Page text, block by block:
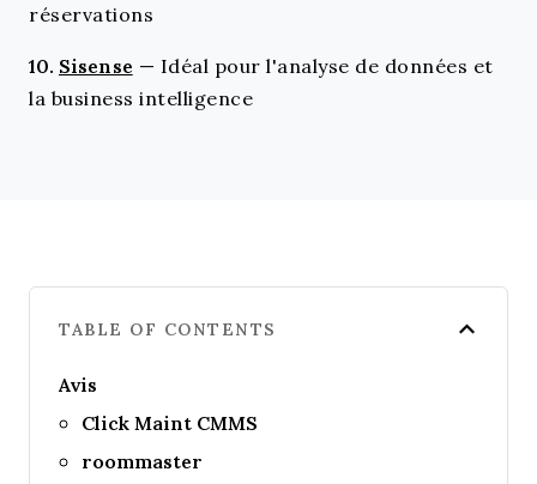
réservations
10. Sisense — Idéal pour l'analyse de données et
la business intelligence
TABLE OF CONTENTS
Avis
Click Maint CMMS
roommaster